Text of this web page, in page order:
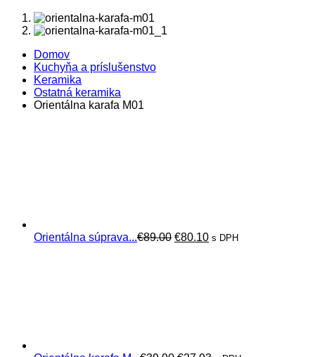
Domov
Kuchyňa a príslušenstvo
Keramika
Ostatná keramika
Orientálna karafa M01
Orientálna súprava...€89.00 Pôvodná
€80.10Aktuálna
s DPH